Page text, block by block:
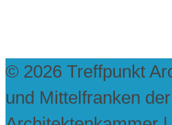
© 2026 Treffpunkt
und Mittelfranken